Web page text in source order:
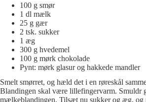
100 g smør
1 dl mælk
25 g gær
2 tsk. sukker
1 æg
300 g hvedemel
100 g mørk chokolade
Pynt: mørk glasur og hakkede mandler
Smelt smørret, og hæld det i en røreskål
Blandingen skal være lillefingervarm. Smuldr
mælkeblandingen. Tilsæt nu sukker og æg, og